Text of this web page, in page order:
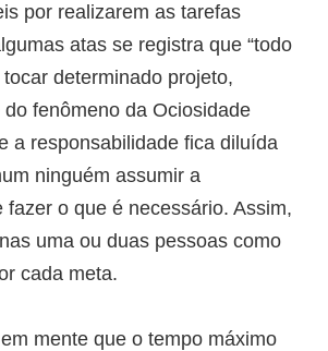
por realizarem as tarefas
atas se registra que “todo
tocar determinado projeto,
fenômeno da Ociosidade
a responsabilidade fica diluída
ninguém assumir a
fazer o que é necessário. Assim,
uma ou duas pessoas como
cada meta.
mente que o tempo máximo